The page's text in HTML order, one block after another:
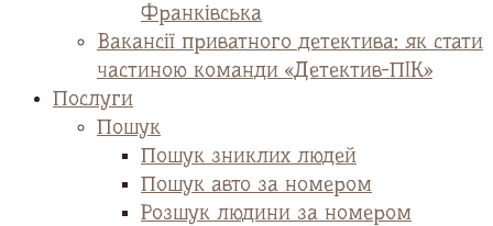
Франківська
Вакансії приватного детектива: як стати
частиною команди «Детектив-ПІК»
Послуги
Пошук
Пошук зниклих людей
Пошук авто за номером
Розшук людини за номером